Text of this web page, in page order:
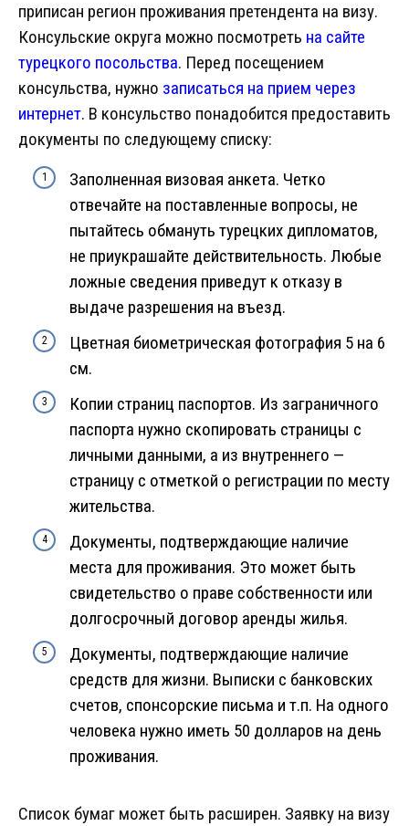
приписан регион проживания претендента на визу.
Консульские округа можно посмотреть на сайте
турецкого посольства. Перед посещением
консульства, нужно записаться на прием через
интернет. В консульство понадобится предоставить
документы по следующему списку:
Заполненная визовая анкета. Четко
отвечайте на поставленные вопросы, не
пытайтесь обмануть турецких дипломатов,
не приукрашайте действительность. Любые
ложные сведения приведут к отказу в
выдаче разрешения на въезд.
Цветная биометрическая фотография 5 на 6
см.
Копии страниц паспортов. Из заграничного
паспорта нужно скопировать страницы с
личными данными, а из внутреннего —
страницу с отметкой о регистрации по месту
жительства.
Документы, подтверждающие наличие
места для проживания. Это может быть
свидетельство о праве собственности или
долгосрочный договор аренды жилья.
Документы, подтверждающие наличие
средств для жизни. Выписки с банковских
счетов, спонсорские письма и т.п. На одного
человека нужно иметь 50 долларов на день
проживания.
Список бумаг может быть расширен. Заявку на визу